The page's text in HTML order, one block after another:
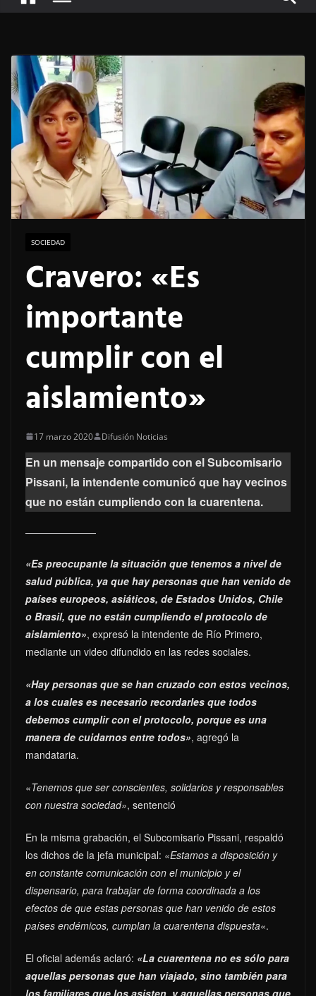
SOCIEDAD
Cravero: «Es
importante
cumplir con el
aislamiento»
17 marzo 2020 Difusión Noticias
En un mensaje compartido con el Subcomisario
Pissani, la intendente comunicó que hay vecinos
que no están cumpliendo con la cuarentena.
«Es preocupante la situación que tenemos a nivel de
salud pública, ya que hay personas que han venido de
países europeos, asiáticos, de Estados Unidos, Chile
o Brasil, que no están cumpliendo el protocolo de
aislamiento», expresó la intendente de Río Primero,
mediante un video difundido en las redes sociales.
«Hay personas que se han cruzado con estos vecinos,
a los cuales es necesario recordarles que todos
debemos cumplir con el protocolo, porque es una
manera de cuidarnos entre todos», agregó la
mandataria.
«Tenemos que ser conscientes, solidarios y responsables
con nuestra sociedad», sentenció
En la misma grabación, el Subcomisario Pissani, respaldó
los dichos de la jefa municipal: «Estamos a disposición y
en constante comunicación con el municipio y el
dispensario, para trabajar de forma coordinada a los
efectos de que estas personas que han venido de estos
países endémicos, cumplan la cuarentena dispuesta«.
El oficial además aclaró: «La cuarentena no es sólo para
aquellas personas que han viajado, sino también para
los familiares que los asisten, y aquellas personas que